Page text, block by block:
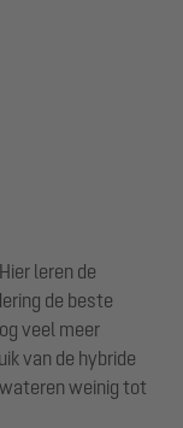
leren de
de beste
veel meer
van de hybride
weinig tot